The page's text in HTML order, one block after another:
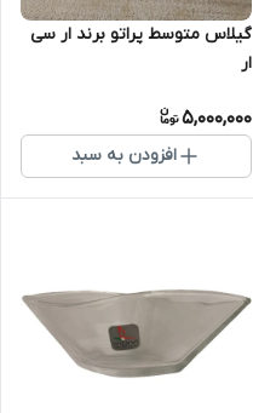
گیلاس متوسط پراتو برند ار سی
ار
5,000,000
افزودن به سبد